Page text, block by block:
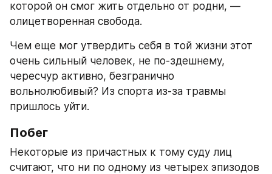
которой он смог жить отдельно от родни, —
олицетворенная свобода.
Чем еще мог утвердить себя в той жизни этот
очень сильный человек, не по-здешнему,
чересчур активно, безгранично
вольнолюбивый? Из спорта из-за травмы
пришлось уйти.
Побег
Некоторые из причастных к тому суду лиц
считают, что ни по одному из четырех эпизодов